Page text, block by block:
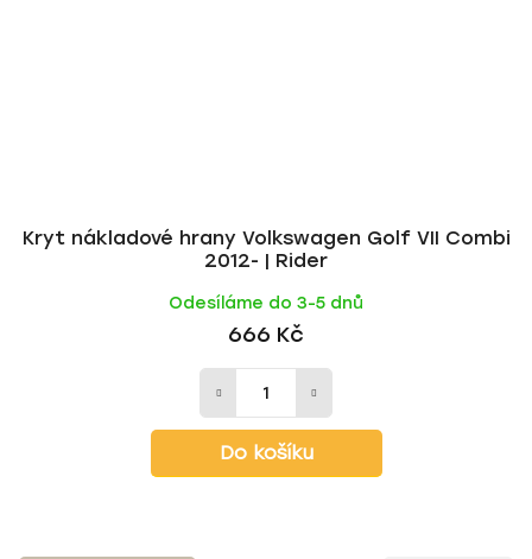
Kryt nákladové hrany Volkswagen Golf VII Combi
2012- | Rider
Odesíláme do 3-5 dnů
666 Kč
Do košíku